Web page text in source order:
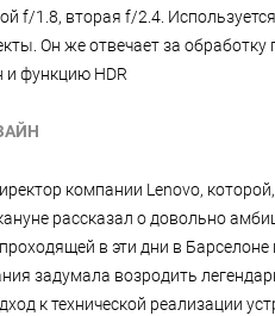
f/1.8, вторая f/2.4.
Он же отвечает за
и функцию HDR
компании Lenovo,
рассказал о довольно
в эти дни в
задумала возродить
к технической реализации